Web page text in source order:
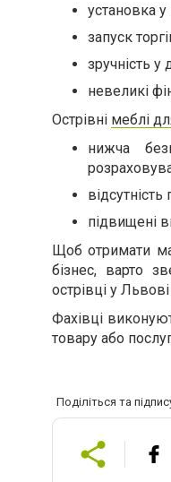
установка
запуск
зручність
невеликі
Острівні меблі
нижча
підвищені
Щоб отримати
бізнес, варто
острівці у
Фахівці
товару або
Поділіться та